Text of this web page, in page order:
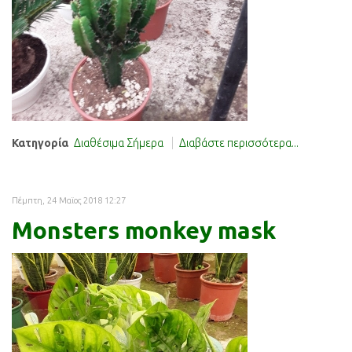
Κατηγορία Διαθέσιμα Σήμερα Διαβάστε περισσότερα...
Πέμπτη, 24 Μαϊος 2018 12:27
Monsters monkey mask